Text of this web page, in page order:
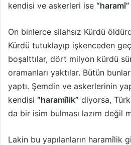
kendisi ve askerleri ise “haramî”
On binlerce silahsız Kürdü
Kürdü tutuklayıp işkenceden
boşalttılar, dört milyon kürdü
oramanları yaktılar. Bütün
yaptı. Şemdin ve askerlerinin
kendisi “haramîlik” diyorsa,
da bir isim bulması lazım değil
Lakin bu yapılanların haramîlik